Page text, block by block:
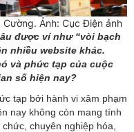
Ảnh: Cục Điện ảnh
được ví như “vòi bạch
nhiều website khác.
và phức tạp của cuộc
số hiện nay?
tạp bởi hành vi xâm phạm
nay không còn mang tính
chuyên nghiệp hóa,